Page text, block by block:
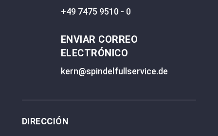
+49 7475 9510 - 0
ENVIAR CORREO
ELECTRÓNICO
kern@spindelfullservice.de
DIRECCIÓN